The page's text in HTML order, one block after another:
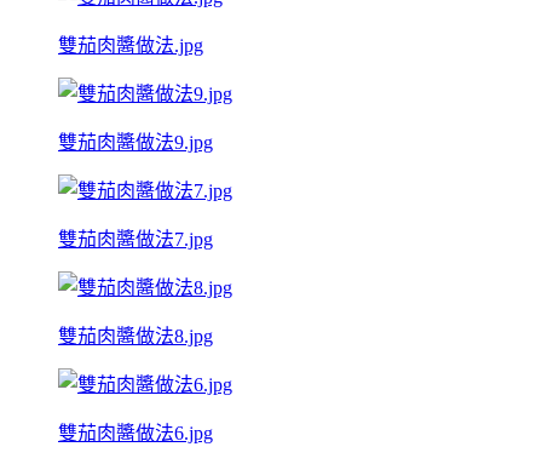
雙茄肉醬做法.jpg
雙茄肉醬做法9.jpg
雙茄肉醬做法7.jpg
雙茄肉醬做法8.jpg
雙茄肉醬做法6.jpg